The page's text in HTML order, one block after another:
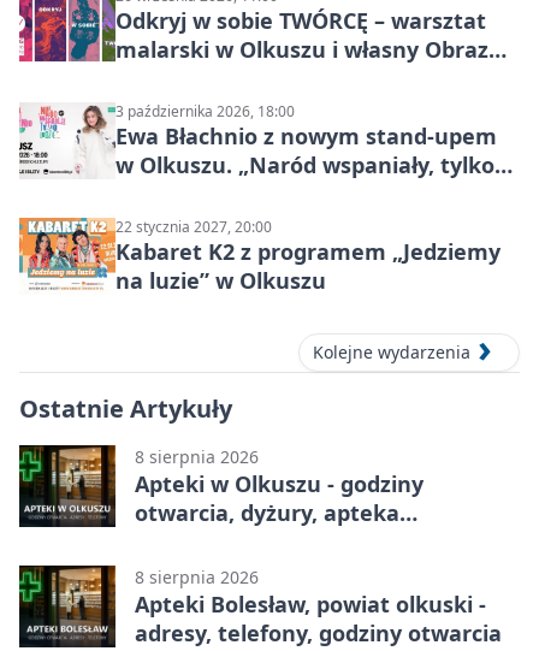
Odkryj w sobie TWÓRCĘ – warsztat
malarski w Olkuszu i własny Obraz
3 października 2026, 18:00
Ewa Błachnio z nowym stand-upem
w Olkuszu. „Naród wspaniały, tylko
22 stycznia 2027, 20:00
Kabaret K2 z programem „Jedziemy
na luzie” w Olkuszu
Kolejne wydarzenia
Ostatnie Artykuły
8 sierpnia 2026
Apteki w Olkuszu - godziny
otwarcia, dyżury, apteka
8 sierpnia 2026
Apteki Bolesław, powiat olkuski -
adresy, telefony, godziny otwarcia